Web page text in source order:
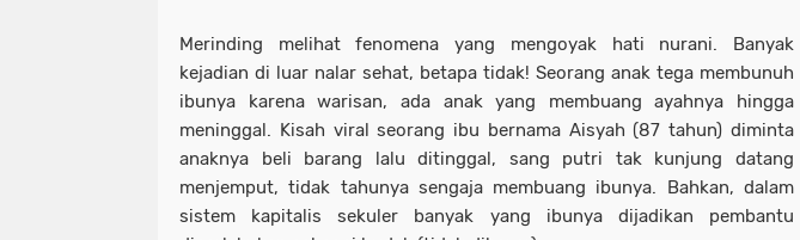
Merinding melihat fenomena yang mengoyak hati nurani. Banyak
kejadian di luar nalar sehat, betapa tidak! Seorang anak tega membunuh
ibunya karena warisan, ada anak yang membuang ayahnya hingga
meninggal. Kisah viral seorang ibu bernama Aisyah (87 tahun) diminta
anaknya beli barang lalu ditinggal, sang putri tak kunjung datang
menjemput, tidak tahunya sengaja membuang ibunya. Bahkan, dalam
sistem kapitalis sekuler banyak yang ibunya dijadikan pembantu